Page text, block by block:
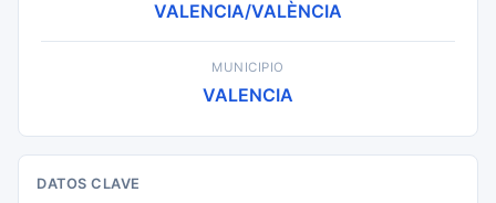
VALENCIA/VALÈNCIA
MUNICIPIO
VALENCIA
DATOS CLAVE